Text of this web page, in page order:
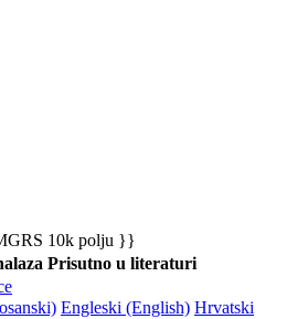
10k polju }}
Prisutno u literaturi
Engleski (English) Hrvatski